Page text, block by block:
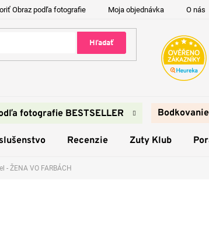
Obraz podľa fotografie Moja objednávka O nás
Hľadať
fotografie BESTSELLER Bodkovanie
Recenzie Zuty Klub
- ŽENA VO FARBÁCH